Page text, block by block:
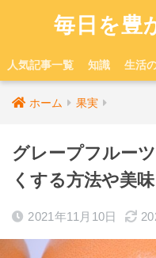
毎日を豊
人気記事一覧 知識 生活
ホーム 果実
グレープフルー
くする方法や美
2021年11月10日